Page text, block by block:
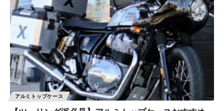
アルミトップケース